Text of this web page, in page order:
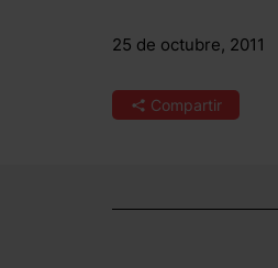
25 de octubre, 2011
Compartir